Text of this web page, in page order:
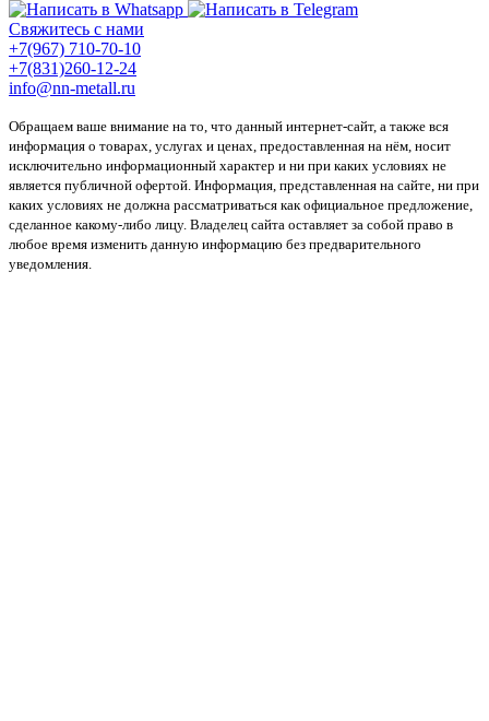
Свяжитесь с нами
+7(967) 710-70-10
+7(831)260-12-24
info@nn-metall.ru
Обращаем ваше внимание на то, что данный интернет-сайт, а также вся
информация о товарах, услугах и ценах, предоставленная на нём, носит
исключительно информационный характер и ни при каких условиях не
является публичной офертой. Информация, представленная на сайте, ни при
каких условиях не должна рассматриваться как официальное предложение,
сделанное какому-либо лицу. Владелец сайта оставляет за собой право в
любое время изменить данную информацию без предварительного
уведомления.